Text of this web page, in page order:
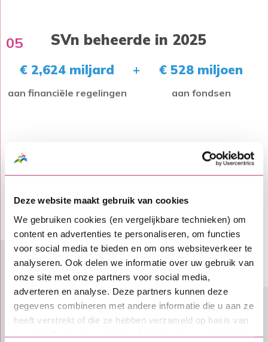
Deze website maakt gebruik van cookies
We gebruiken cookies (en vergelijkbare technieken) om
content en advertenties te personaliseren, om functies
voor social media te bieden en om ons websiteverkeer te
analyseren. Ook delen we informatie over uw gebruik van
onze site met onze partners voor social media,
adverteren en analyse. Deze partners kunnen deze
gegevens combineren met andere informatie die u aan ze
heeft verstrekt of die ze hebben verzameld op basis van
uw gebruik van hun services. Lees meer over cookies in
05 SVn beheerde in 2025
€ 2,624 miljard
aan financiële regelingen
€ 528 miljoen
aan fondsen
totaal toevertrouwd vermogen
€ 3,152 miljard